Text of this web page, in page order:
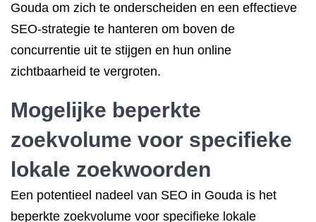
Gouda om zich te onderscheiden en een effectieve
SEO-strategie te hanteren om boven de
concurrentie uit te stijgen en hun online
zichtbaarheid te vergroten.
Mogelijke beperkte
zoekvolume voor specifieke
lokale zoekwoorden
Een potentieel nadeel van SEO in Gouda is het
beperkte zoekvolume voor specifieke lokale